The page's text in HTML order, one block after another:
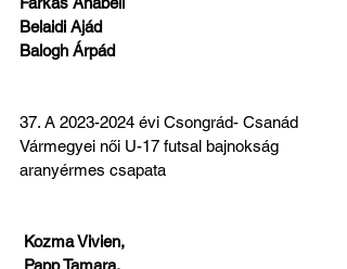
Belaidi Ajád
Balogh Árpád
37. A 2023-2024 évi Csongrád- Csanád
Vármegyei női U-17 futsal bajnokság
aranyérmes csapata
Kozma Vivien,
Papp Tamara,